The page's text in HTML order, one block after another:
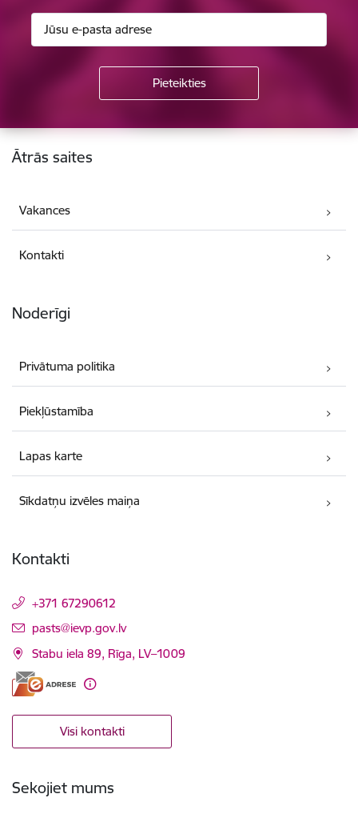
Kājene
Ātrās saites
Vakances
Kontakti
Noderīgi
Privātuma politika
Piekļūstamība
Lapas karte
Sīkdatņu izvēles maiņa
Kontakti
+371 67290612
E-pasts:
pasts@ievp.gov.lv
Stabu iela 89, Rīga, LV–1009
Visi kontakti
Sekojiet mums